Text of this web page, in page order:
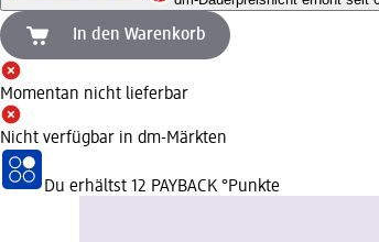
In den Warenkorb
Momentan nicht lieferbar
Nicht verfügbar in dm-Märkten
Du erhältst 12 PAYBACK °Punkte